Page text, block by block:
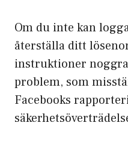
Om du inte kan
återställa ditt
instruktioner
problem, som
Facebooks